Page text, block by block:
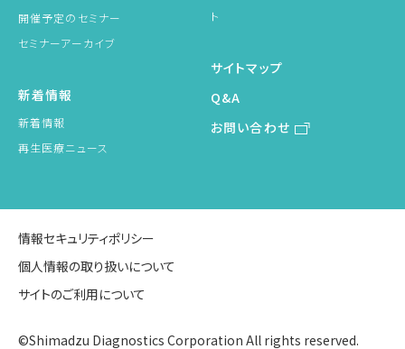
開催予定のセミナー
セミナーアーカイブ
新着情報
新着情報
再生医療ニュース
ト
サイトマップ
Q&A
お問い合わせ
情報セキュリティポリシー
個人情報の取り扱いについて
サイトのご利用について
©Shimadzu Diagnostics Corporation All rights reserved.